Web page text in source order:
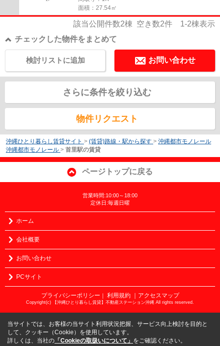
面積：27.54㎡
該当公開件数2棟 空き数2件 1-2棟表示
チェックした物件をまとめて
お問い合わせ
検討リストに追加
さらに条件を絞り込む
物件リクエスト
沖縄ひとり暮らし賃貸サイト > (賃貸)路線・駅から探す > 沖縄都市モノレール
沖縄都市モノレール > 首里駅の賃貸
ページトップに戻る
営業時間:10:00～18:00
定休日:毎週日曜
ホーム
会社概要
お問い合わせ
PCサイト
プライバシーポリシー ｜ 利用規約 ｜アクセスマップ
Copyright(c) 【沖縄ひとり暮らし賃貸】不動産ステーション沖縄 All rights reserved.
当サイトでは、お客様の当サイト利用状況把握、サービス向上検討を目的と
して、クッキー（Cookie）を使用しています。
詳しくは、当社の 「Cookieの取扱いについて」 をご確認ください。